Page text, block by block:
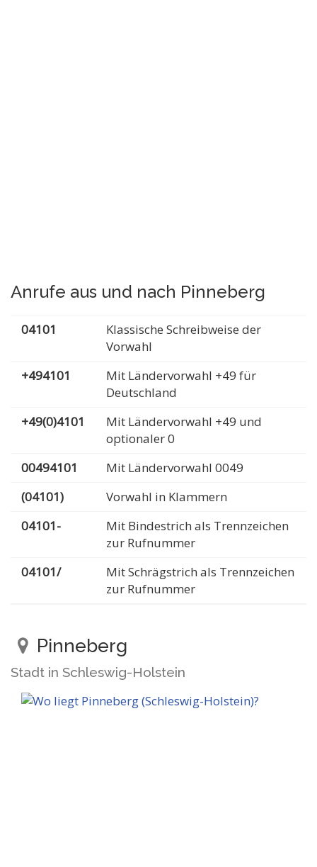
Anrufe aus und nach Pinneberg
04101
Klassische Schreibweise der
Vorwahl
+494101
Mit Ländervorwahl +49 für
Deutschland
+49(0)4101
Mit Ländervorwahl +49 und
optionaler 0
00494101
Mit Ländervorwahl 0049
(04101)
Vorwahl in Klammern
04101-
Mit Bindestrich als Trennzeichen
zur Rufnummer
04101/
Mit Schrägstrich als Trennzeichen
zur Rufnummer
Pinneberg
Stadt in Schleswig-Holstein